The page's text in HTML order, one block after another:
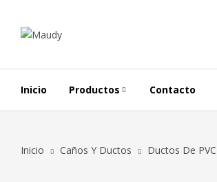
Inicio Productos
Iluminación Exterior
Contacto
Inicio Caños Y Ductos Ductos De PVC